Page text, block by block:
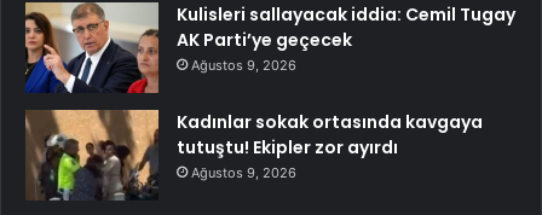
Kulisleri sallayacak iddia: Cemil Tugay
AK Parti’ye geçecek
Ağustos 9, 2026
Kadınlar sokak ortasında kavgaya
tutuştu! Ekipler zor ayırdı
Ağustos 9, 2026